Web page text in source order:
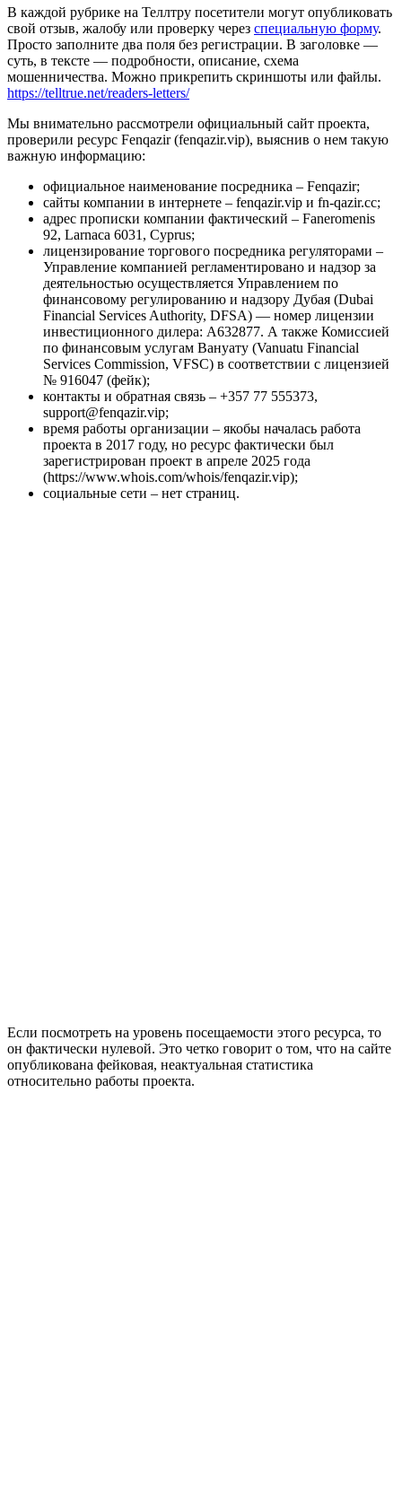
В каждой рубрике на Теллтру посетители могут опубликовать
свой отзыв, жалобу или проверку через специальную форму.
Просто заполните два поля без регистрации. В заголовке —
суть, в тексте — подробности, описание, схема
мошенничества. Можно прикрепить скриншоты или файлы.
https://telltrue.net/readers-letters/
Мы внимательно рассмотрели официальный сайт проекта,
проверили ресурс Fenqazir (fenqazir.vip), выяснив о нем такую
важную информацию:
официальное наименование посредника – Fenqazir;
сайты компании в интернете – fenqazir.vip и fn-qazir.cc;
адрес прописки компании фактический – Faneromenis
92, Larnaca 6031, Cyprus;
лицензирование торгового посредника регуляторами –
Управление компанией регламентировано и надзор за
деятельностью осуществляется Управлением по
финансовому регулированию и надзору Дубая (Dubai
Financial Services Authority, DFSA) — номер лицензии
инвестиционного дилера: А632877. А также Комиссией
по финансовым услугам Вануату (Vanuatu Financial
Services Commission, VFSC) в соответствии с лицензией
№ 916047 (фейк);
контакты и обратная связь – +357 77 555373,
support@fenqazir.vip;
время работы организации – якобы началась работа
проекта в 2017 году, но ресурс фактически был
зарегистрирован проект в апреле 2025 года
(https://www.whois.com/whois/fenqazir.vip);
социальные сети – нет страниц.
Если посмотреть на уровень посещаемости этого ресурса, то
он фактически нулевой. Это четко говорит о том, что на сайте
опубликована фейковая, неактуальная статистика
относительно работы проекта.